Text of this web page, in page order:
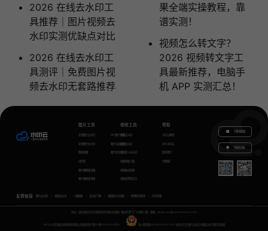
2026 在线去水印工
具推荐｜图片视频去
水印实测优缺点对比
2026 在线去水印工
具测评｜免费图片视
频去水印无套路推荐
果全端实操教程，靠
谱实测！
视频怎么转文字？
2026 视频转文字工
具最新推荐，电脑手
机 APP 实测汇总！
图片工具
在线图片去水印
在线图片加水印
智能抠图
证件照
图片模糊变清晰
图片模糊变清晰
GIF图片生成
图片无损放大
图片转文字
视频工具
视频去水印
视频加水印
视频怎么去水印
视频提取下载
视频格式转换
视频语音转文字
帮助
水印云教程
关于水印云
联系我们
代理推广
下载电脑版
下载移动端
友情链接 图片去水印 视频去水印 一键抠图 去水印下载 视频转文字提取 免费配音软件 声音克隆
地址：湖北省武汉市东湖新技术开发区关南园一路当代梦工厂4号楼10楼，邮箱：yinglin.wu@udreamtech.com
©2020武汉联合创想科技有限公司版权所有 鄂ICP备17031026号-8 鄂公网安备42018502007353 水印云专注 图片去水印 视频去水印 国内杰出者